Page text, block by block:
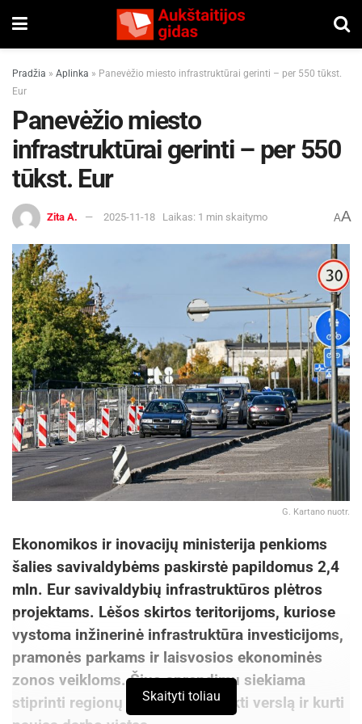
Pradžia » Aplinka » Panevėžio miesto infrastruktūrai gerinti – per 550 tūkst.
Eur
Panevėžio miesto
infrastruktūrai gerinti – per 550
tūkst. Eur
Zita A. 2025-11-18 Laikas: 1 min skaitymo AA
G. Kartano nuotr.
Ekonomikos ir inovacijų ministerija penkioms
šalies savivaldybėms paskirstė papildomus 2,4
mln. Eur savivaldybių infrastruktūros plėtros
projektams. Lėšos skirtos teritorijoms, kuriose
vystoma inžinerinė infrastruktūra investicijoms,
pramonės parkams ir laisvosios ekonominės
zonos veikloms. Šiuo sprendimu siekiama
stiprinti regionų augimą, pritraukti verslą ir kurti
Skaityti toliau